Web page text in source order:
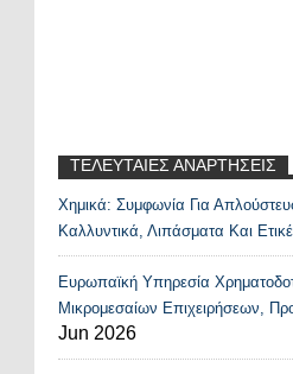
ΤΕΛΕΥΤΑΙΕΣ ΑΝΑΡΤΗΣΕΙΣ
Χημικά: Συμφωνία Για
Καλλυντικά, Λιπάσματα Και
Ευρωπαϊκή Υπηρεσία
Μικρομεσαίων Επιχειρήσεων,
Jun 2026